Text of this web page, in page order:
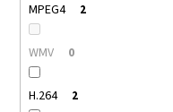
MPEG4 2
WMV 0
H.264 2